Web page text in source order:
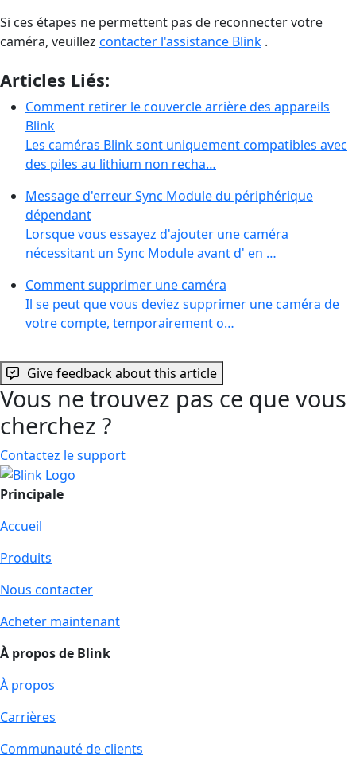
Si ces étapes ne permettent pas de reconnecter votre
caméra, veuillez contacter l'assistance Blink .
Articles Liés:
Comment retirer le couvercle arrière des appareils
Blink
Les caméras Blink sont uniquement compatibles avec
des piles au lithium non recha…
Message d'erreur Sync Module du périphérique
dépendant
Lorsque vous essayez d'ajouter une caméra
nécessitant un Sync Module avant d' en …
Comment supprimer une caméra
Il se peut que vous deviez supprimer une caméra de
votre compte, temporairement o…
Give feedback about this article
Vous ne trouvez pas ce que vous
cherchez ?
Contactez le support
Principale
Accueil
Produits
Nous contacter
Acheter maintenant
À propos de Blink
À propos
Carrières
Communauté de clients